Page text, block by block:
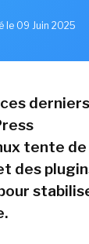
le 09 Juin 2025
derniers
tente de
des